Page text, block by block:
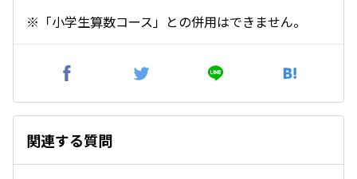
※「小学生算数コース」との併用はできません。
関連する質問